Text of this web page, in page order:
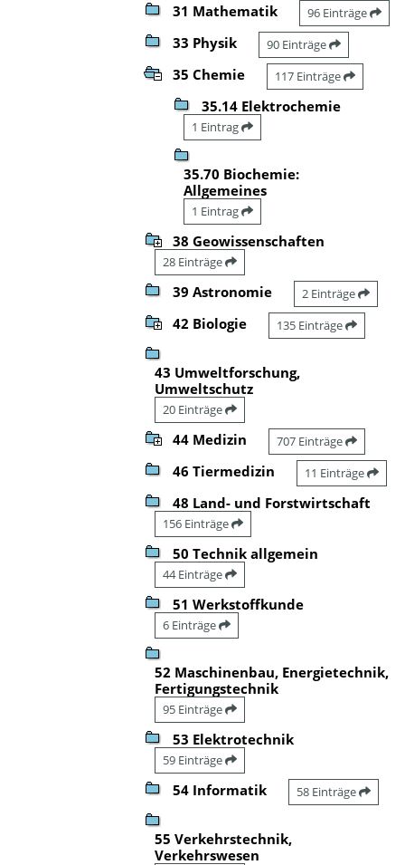
31 Mathematik 96 Einträge
33 Physik 90 Einträge
35 Chemie 117 Einträge
35.14 Elektrochemie
1 Eintrag
35.70 Biochemie:
Allgemeines
1 Eintrag
38 Geowissenschaften
28 Einträge
39 Astronomie 2 Einträge
42 Biologie 135 Einträge
43 Umweltforschung,
Umweltschutz
20 Einträge
44 Medizin 707 Einträge
46 Tiermedizin 11 Einträge
48 Land- und Forstwirtschaft
156 Einträge
50 Technik allgemein
44 Einträge
51 Werkstoffkunde
6 Einträge
52 Maschinenbau, Energietechnik,
Fertigungstechnik
95 Einträge
53 Elektrotechnik
59 Einträge
54 Informatik 58 Einträge
55 Verkehrstechnik,
Verkehrswesen